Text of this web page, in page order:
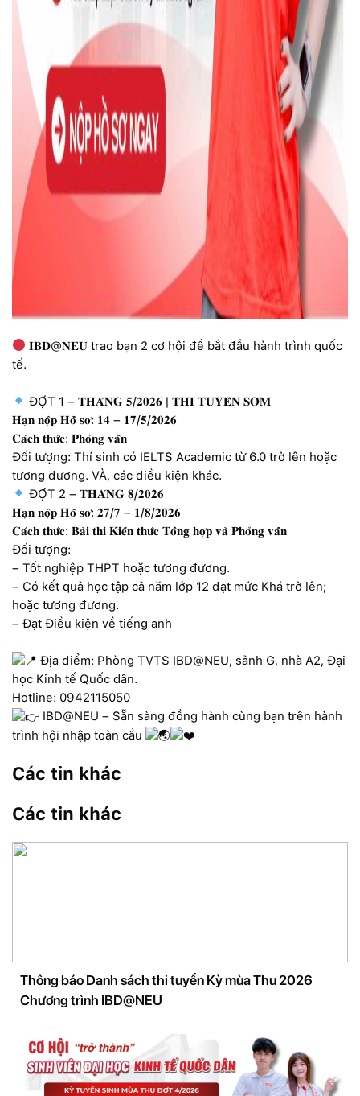
𝐈𝐁𝐃@𝐍𝐄𝐔 trao bạn 2 cơ hội để bắt đầu hành trình quốc
tế.
ĐỢT 1 – 𝐓𝐇𝐀́𝐍𝐆 𝟓/𝟐𝟎𝟐𝟔 | 𝐓𝐇𝐈 𝐓𝐔𝐘𝐄̂̉𝐍 𝐒𝐎̛́𝐌
𝐇𝐚̣𝐧 𝐧𝐨̣̂𝐩 𝐇𝐨̂̀ 𝐬𝐨̛: 𝟏𝟒 – 𝟏𝟕/𝟓/𝟐𝟎𝟐𝟔
𝐂𝐚́𝐜𝐡 𝐭𝐡𝐮̛́𝐜: 𝐏𝐡𝐨̉𝐧𝐠 𝐯𝐚̂́𝐧
Đối tượng: Thí sinh có IELTS Academic từ 6.0 trở lên hoặc
tương đương. VÀ, các điều kiện khác.
ĐỢT 2 – 𝐓𝐇𝐀́𝐍𝐆 𝟖/𝟐𝟎𝟐𝟔
𝐇𝐚̣𝐧 𝐧𝐨̣̂𝐩 𝐇𝐨̂̀ 𝐬𝐨̛: 𝟐𝟕/𝟕 – 𝟏/𝟖/𝟐𝟎𝟐𝟔
𝐂𝐚́𝐜𝐡 𝐭𝐡𝐮̛́𝐜: 𝐁𝐚̀𝐢 𝐭𝐡𝐢 𝐊𝐢𝐞̂́𝐧 𝐭𝐡𝐮̛́𝐜 𝐓𝐨̂̉𝐧𝐠 𝐡𝐨̛̣𝐩 𝐯𝐚̀ 𝐏𝐡𝐨̉𝐧𝐠 𝐯𝐚̂́𝐧
Đối tượng:
– Tốt nghiệp THPT hoặc tương đương.
– Có kết quả học tập cả năm lớp 12 đạt mức Khá trở lên;
hoặc tương đương.
– Đạt Điều kiện về tiếng anh
Địa điểm: Phòng TVTS IBD@NEU, sảnh G, nhà A2, Đại
học Kinh tế Quốc dân.
Hotline: 0942115050
IBD@NEU – Sẵn sàng đồng hành cùng bạn trên hành
trình hội nhập toàn cầu
Các tin khác
Các tin khác
Thông báo Danh sách thi tuyển Kỳ mùa Thu 2026
Chương trình IBD@NEU